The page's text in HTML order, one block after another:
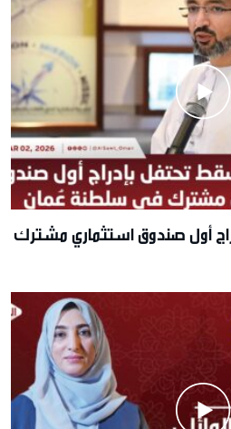
أول صندوق استثماري مشترك